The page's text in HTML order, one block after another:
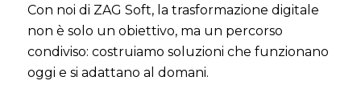
Con noi di ZAG Soft, la trasformazione digitale
non è solo un obiettivo, ma un percorso
condiviso: costruiamo soluzioni che funzionano
oggi e si adattano al domani.